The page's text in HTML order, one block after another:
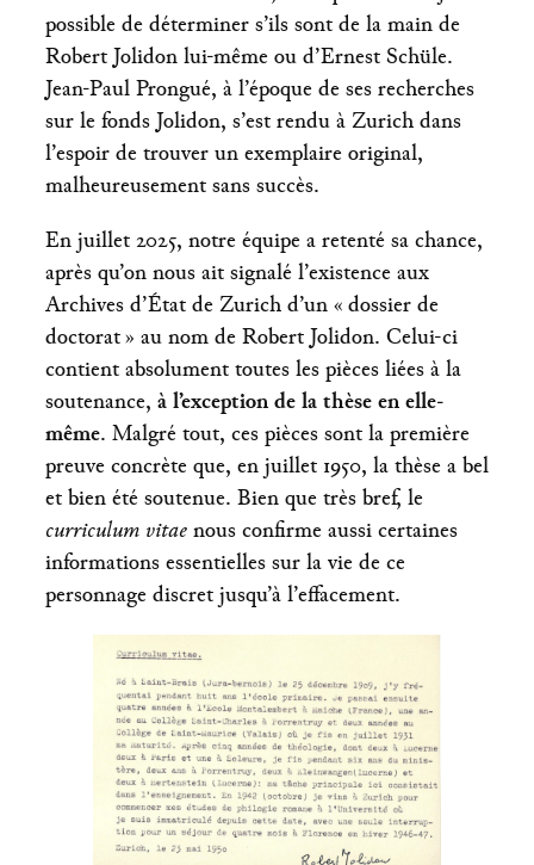
possible de déterminer s’ils sont de la main de
Robert Jolidon lui-même ou d’Ernest Schüle.
Jean-Paul Prongué, à l’époque de ses recherches
sur le fonds Jolidon, s’est rendu à Zurich dans
l’espoir de trouver un exemplaire original,
malheureusement sans succès.
En juillet 2025, notre équipe a retenté sa chance,
après qu’on nous ait signalé l’existence aux
Archives d’État de Zurich d’un « dossier de
doctorat » au nom de Robert Jolidon. Celui-ci
contient absolument toutes les pièces liées à la
soutenance, à l’exception de la thèse en elle-
même. Malgré tout, ces pièces sont la première
preuve concrète que, en juillet 1950, la thèse a bel
et bien été soutenue. Bien que très bref, le
curriculum vitae nous confirme aussi certaines
informations essentielles sur la vie de ce
personnage discret jusqu’à l’effacement.